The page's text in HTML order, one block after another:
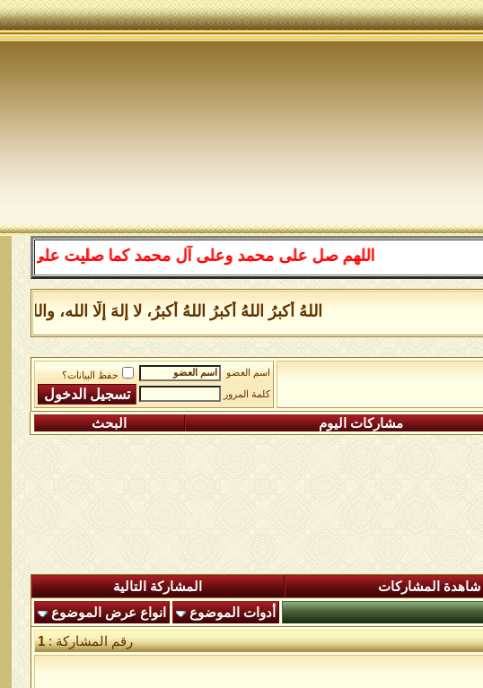
اللهم صل على محمد وعلى آل محمد كما صليت على إبراهيم
اللهُ أكبرُ اللهُ أكبرُ اللهُ أكبرُ، لا إلهَ إلَّا الله،
اسم العضو
حفظ البيانات؟
كلمة المرور
مشاركات اليوم البحث
شاهدة المشاركات
المشاركة التالية
أدوات الموضوع
انواع عرض الموضوع
رقم المشاركة :1